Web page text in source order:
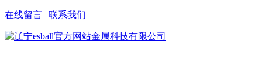
在线留言 联系我们